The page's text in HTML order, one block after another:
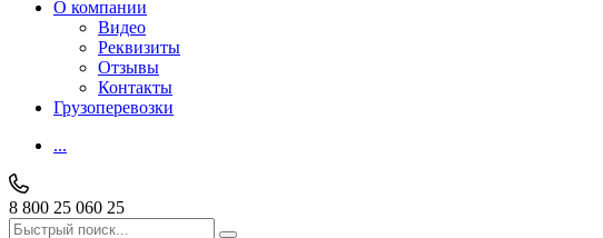
О компании
Видео
Реквизиты
Отзывы
Контакты
Грузоперевозки
...
8 800 25 060 25